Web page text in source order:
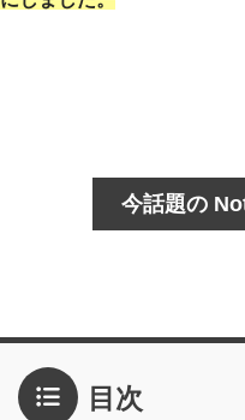
今話題の
目次